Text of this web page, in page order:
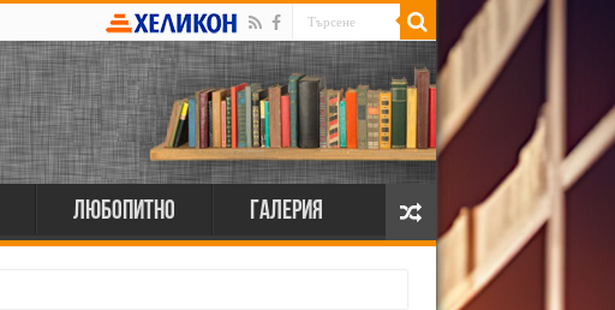
Любопитно Галерия